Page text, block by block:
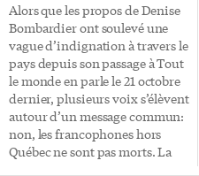
Alors que les propos de Denise
Bombardier ont soulevé une
vague d’indignation à travers le
pays depuis son passage à Tout
le monde en parle le 21 octobre
dernier, plusieurs voix s’élèvent
autour d’un message commun:
non, les francophones hors
Québec ne sont pas morts. La